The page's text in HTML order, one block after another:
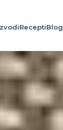
ReceptiBlog